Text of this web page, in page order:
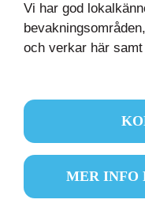
Vi har god
och verkar här
MER INFO